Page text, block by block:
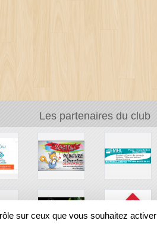
Les partenaires du club
sur ceux que vous souhaitez activer